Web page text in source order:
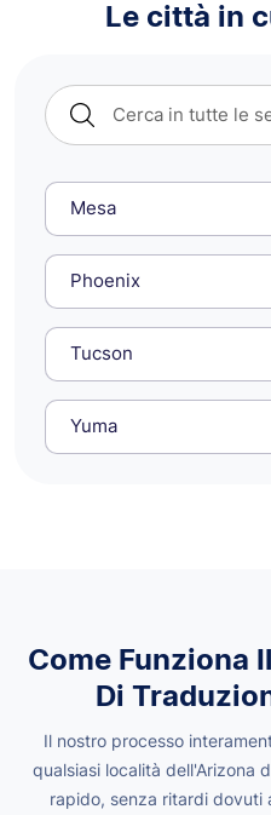
Le città in
Mesa
Phoenix
Tucson
Yuma
Come Funziona
Di
Il nostro processo
qualsiasi località dell'Arizona
rapido, senza ritardi dovuti